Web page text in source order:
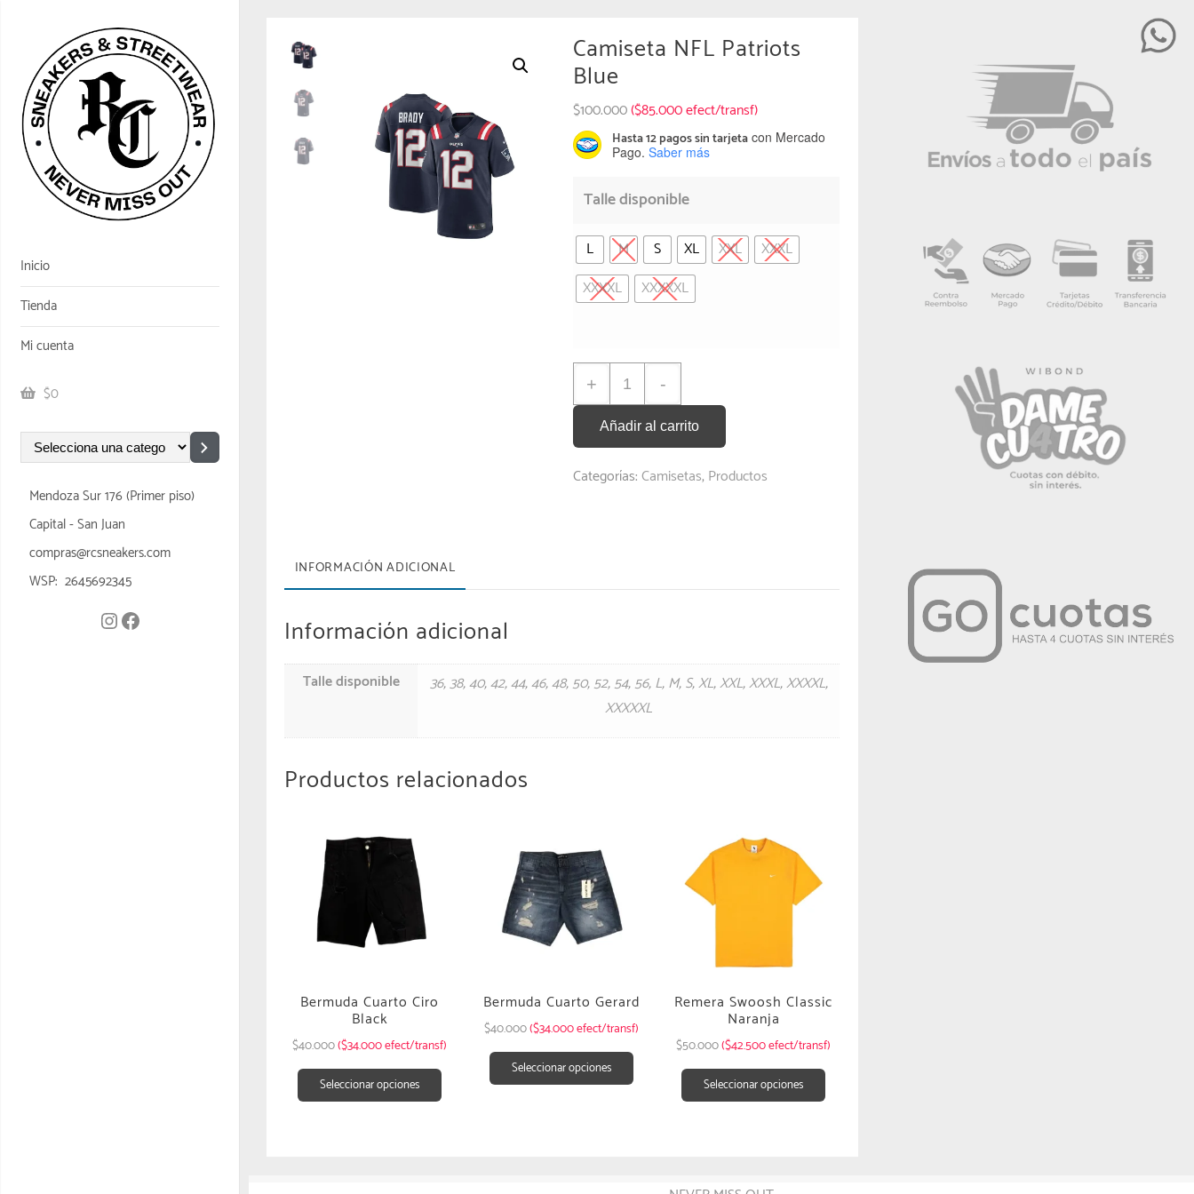
Inicio
Tienda
Mi cuenta
$0
Mendoza Sur 176 (Primer piso)
Capital - San Juan
compras@rcsneakers.com
WSP: 2645692345
Camiseta NFL Patriots
Blue
$100.000($85.000 efect/transf)
Hasta 12 pagos sin tarjeta con Mercado
Pago. Saber más
Talle disponible
L M S XL XXL
XXXL
XXXXL
XXXXXL
+ -
Añadir al carrito
Categorías:Camisetas,Productos
INFORMACIÓN ADICIONAL
Información adicional
Talle disponible 36,38,40,42,44,46,48,50,52,54,56,L,M,S,XL,XXL,XXXL,XXXXL,
XXXXXL
Productos relacionados
Bermuda Cuarto Ciro
Black
$40.000($34.000 efect/transf)
Seleccionar opciones
Bermuda Cuarto Gerard
$40.000($34.000 efect/transf)
Seleccionar opciones
Remera Swoosh Classic
Naranja
$50.000($42.500 efect/transf)
Seleccionar opciones